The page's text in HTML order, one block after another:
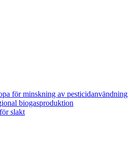
för minskning av pesticidanvändning
biogasproduktion
slakt